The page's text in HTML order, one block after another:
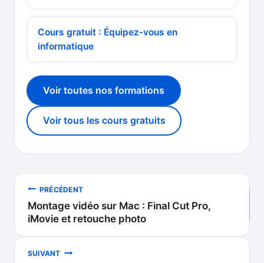
Cours gratuit : Équipez-vous en
informatique
Voir toutes nos formations
Voir tous les cours gratuits
Navigation
de
l’article
PRÉCÉDENT
Montage vidéo sur Mac : Final Cut Pro,
iMovie et retouche photo
SUIVANT